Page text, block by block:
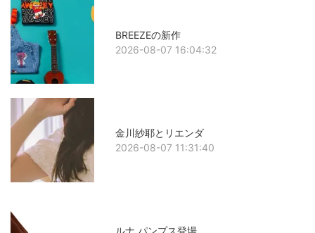
BREEZEの新作
2026-08-07 16:04:32
金川紗耶とリエンダ
2026-08-07 11:31:40